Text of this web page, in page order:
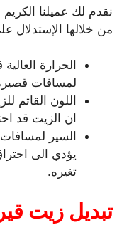
نقدم لك عميلنا
من خلالها
الحرارة
لمسافات
اللون القاتم
ان الزيت قد
السير
يؤدي الى
تغيره.
تبديل زيت